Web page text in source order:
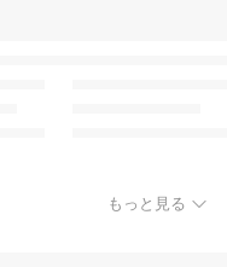
もっと見る